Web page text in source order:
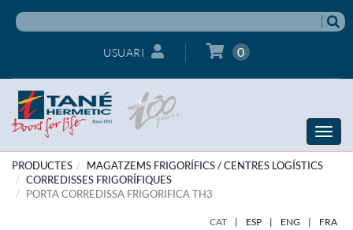
USUARI 0
Toggle
PRODUCTES
MAGATZEMS FRIGORÍFICS / CENTRES LOGÍSTICS
CORREDISSES FRIGORÍFIQUES
PORTA CORREDISSA FRIGORIFICA TH3
CAT | ESP | ENG | FRA